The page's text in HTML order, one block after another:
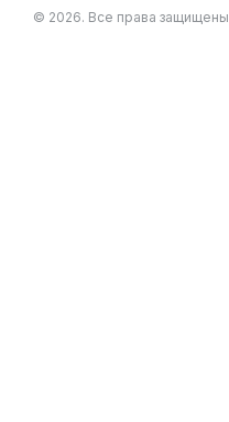
© 2026. Все права защищены